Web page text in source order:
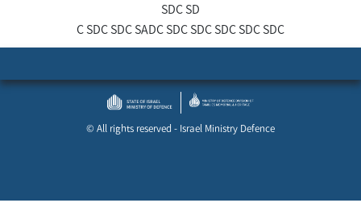
SDC SD
C SDC SDC SADC SDC SDC SDC SDC SDC
© All rights reserved - Israel Ministry Defence